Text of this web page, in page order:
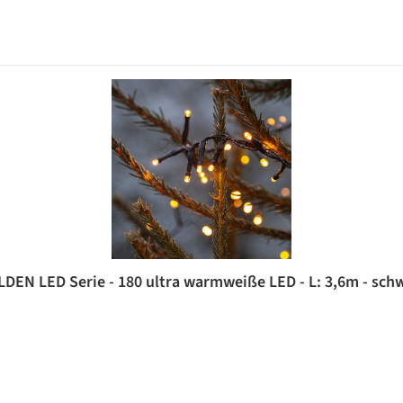
LED Serie - 180 ultra warmweiße LED - L: 3,6m -